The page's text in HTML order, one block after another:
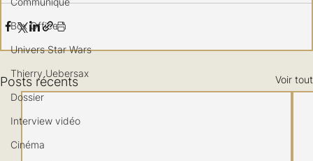
Box Office
Univers Star Wars
Thierry Uebersax
Dossier
Interview vidéo
Cinéma
Posts récents Voir tout